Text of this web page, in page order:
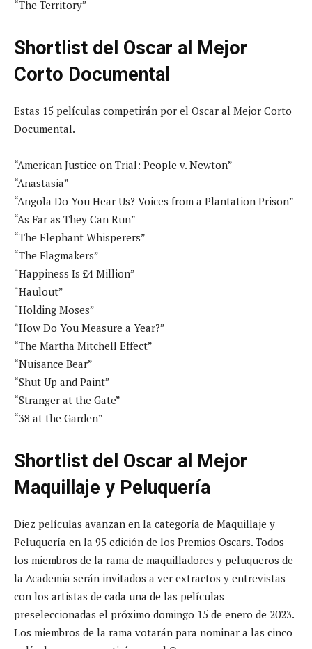
“The Territory”
Shortlist del Oscar al Mejor
Corto Documental
Estas 15 películas competirán por el Oscar al Mejor Corto
Documental.
“American Justice on Trial: People v. Newton”
“Anastasia”
“Angola Do You Hear Us? Voices from a Plantation Prison”
“As Far as They Can Run”
“The Elephant Whisperers”
“The Flagmakers”
“Happiness Is £4 Million”
“Haulout”
“Holding Moses”
“How Do You Measure a Year?”
“The Martha Mitchell Effect”
“Nuisance Bear”
“Shut Up and Paint”
“Stranger at the Gate”
“38 at the Garden”
Shortlist del Oscar al Mejor
Maquillaje y Peluquería
Diez películas avanzan en la categoría de Maquillaje y
Peluquería en la 95 edición de los Premios Oscars. Todos
los miembros de la rama de maquilladores y peluqueros de
la Academia serán invitados a ver extractos y entrevistas
con los artistas de cada una de las películas
preseleccionadas el próximo domingo 15 de enero de 2023.
Los miembros de la rama votarán para nominar a las cinco